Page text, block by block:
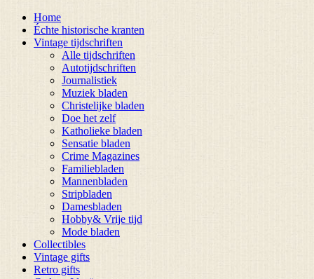
Home
Échte historische kranten
Vintage tijdschriften
Alle tijdschriften
Autotijdschriften
Journalistiek
Muziek bladen
Christelijke bladen
Doe het zelf
Katholieke bladen
Sensatie bladen
Crime Magazines
Familiebladen
Mannenbladen
Stripbladen
Damesbladen
Hobby& Vrije tijd
Mode bladen
Collectibles
Vintage gifts
Retro gifts